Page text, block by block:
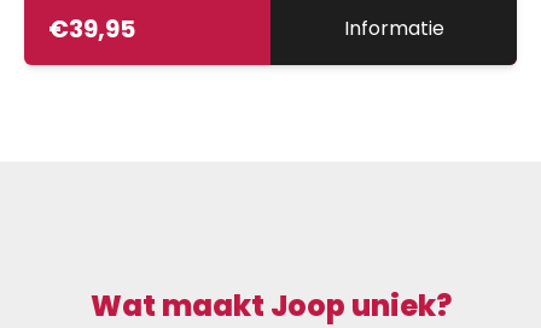
fietsendrager
€39,95 Informatie
Wat maakt Joop uniek?